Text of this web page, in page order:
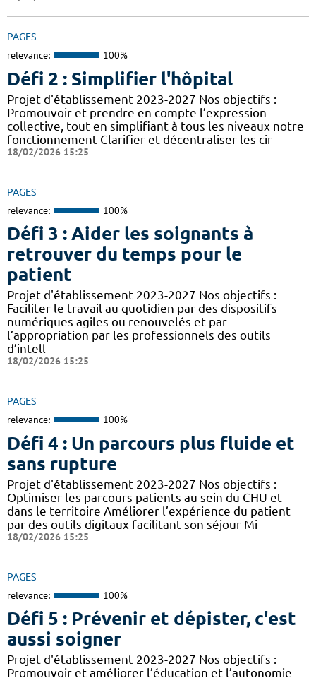
PAGES
relevance: 100%
Défi 2 : Simplifier l'hôpital
Projet d'établissement 2023-2027 Nos objectifs :
Promouvoir et prendre en compte l’expression
collective, tout en simplifiant à tous les niveaux notre
fonctionnement Clarifier et décentraliser les cir
18/02/2026 15:25
PAGES
relevance: 100%
Défi 3 : Aider les soignants à
retrouver du temps pour le
patient
Projet d'établissement 2023-2027 Nos objectifs :
Faciliter le travail au quotidien par des dispositifs
numériques agiles ou renouvelés et par
l’appropriation par les professionnels des outils
d’intell
18/02/2026 15:25
PAGES
relevance: 100%
Défi 4 : Un parcours plus fluide et
sans rupture
Projet d'établissement 2023-2027 Nos objectifs :
Optimiser les parcours patients au sein du CHU et
dans le territoire Améliorer l’expérience du patient
par des outils digitaux facilitant son séjour Mi
18/02/2026 15:25
PAGES
relevance: 100%
Défi 5 : Prévenir et dépister, c'est
aussi soigner
Projet d'établissement 2023-2027 Nos objectifs :
Promouvoir et améliorer l’éducation et l’autonomie